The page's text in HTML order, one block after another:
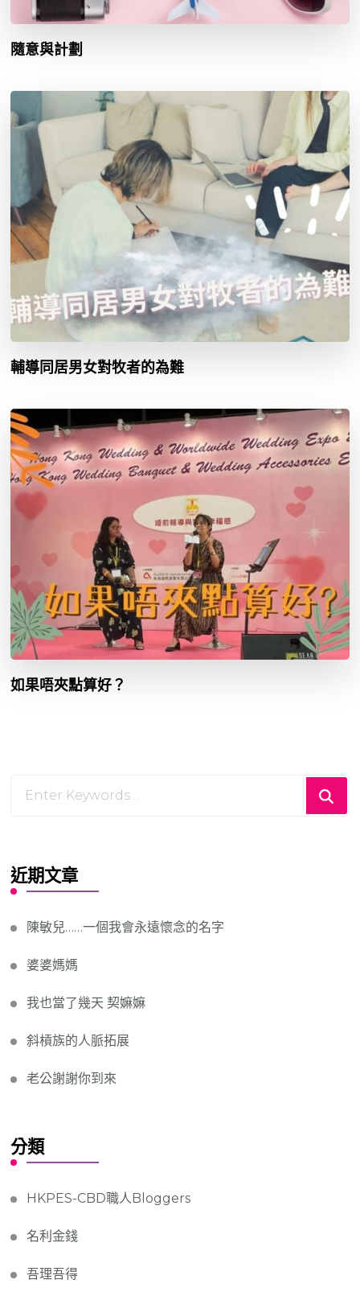
隨意與計劃
輔導同居男女對牧者的為難
如果唔夾點算好？
近期文章
陳敏兒……一個我會永遠懷念的名字
婆婆媽媽
我也當了幾天 契嫲嫲
斜槓族的人脈拓展
老公謝謝你到來
分類
HKPES-CBD職人Bloggers
名利金錢
吾理吾得